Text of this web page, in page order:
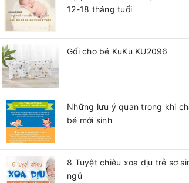
12-18 tháng tuổi
Gối cho bé KuKu KU2096
Những lưu ý quan trong khi
bé mới sinh
8 Tuyệt chiêu xoa dịu trẻ sơ
ngủ